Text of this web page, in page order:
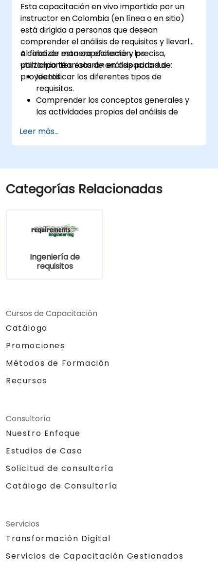
Esta capacitación en vivo impartida por un
instructor en Colombia (en línea o en sitio)
está dirigida a personas que desean
comprender el análisis de requisitos y llevarlo
a cabo de manera eficiente y precisa,
utilizando técnicas de análisis para sus
proyectos.
Al finalizar esta capacitación, los
participantes estarán en capacidad de:
Identificar los diferentes tipos de
requisitos.
Comprender los conceptos generales y
las actividades propias del análisis de
Familiarizarse con la metodología de
análisis de requisitos.
de análisis de requisitos.
Estructurar los requisitos para
comunicarse de manera eficiente con
requisitos.
Leer más...
Categorías Relacionadas
Ingeniería de
requisitos
Cursos de Capacitación
Catálogo
Promociones
Métodos de Formación
Recursos
Consultoría
Nuestro Enfoque
Estudios de Caso
Solicitud de consultoría
Catálogo de Consultoría
Servicios
Transformación Digital
Servicios de Capacitación Gestionados